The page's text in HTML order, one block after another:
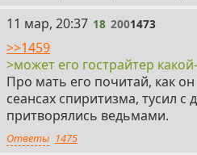
18
11 мар, 20:37 18 2001473
>>1459
>может его гострайтер
Про мать его почитай, как он
сеансах спиритизма, тусил
притворялись ведьмами.
Ответы 1475